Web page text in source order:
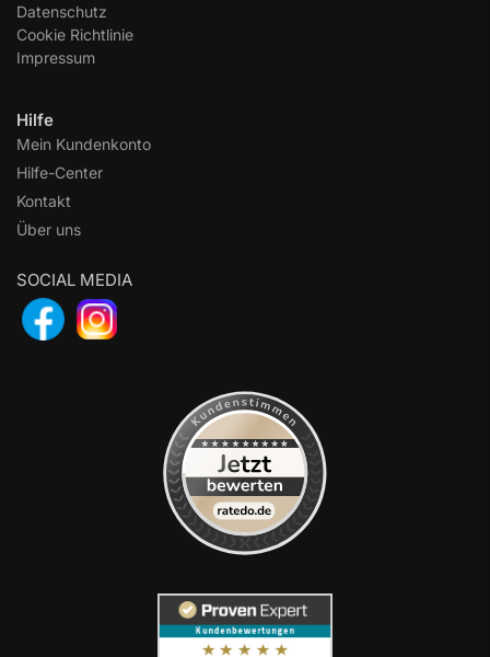
Datenschutz
Cookie Richtlinie
Impressum
Hilfe
Mein Kundenkonto
Hilfe-Center
Kontakt
Über uns
SOCIAL MEDIA